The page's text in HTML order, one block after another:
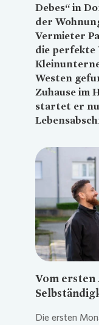
Debes“ in
der
Vermieter
die perfekte
Westen
Zuhause im
startet er
Vom ersten
Die ersten